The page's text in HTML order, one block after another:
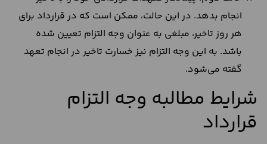
انجام بدهد. در این حالت، ممکن است که در قرارداد برای
هر روز تاخیر، مبلغی به عنوان وجه التزام تعیین شده
باشد. به این وجه التزام نیز خسارت تاخیر در انجام تعهد
گفته می‌شود.
شرایط مطالبه وجه التزام
قرارداد